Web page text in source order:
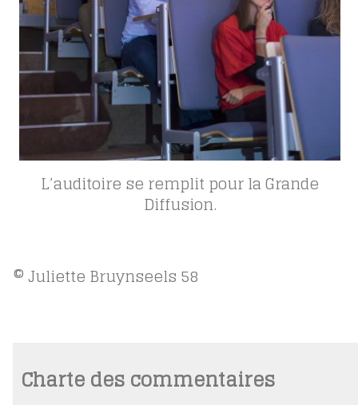
L’auditoire se remplit pour la Grande
Diffusion.
© Juliette Bruynseels 58
Charte des commentaires